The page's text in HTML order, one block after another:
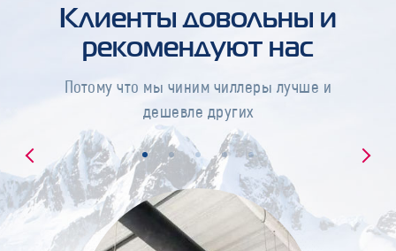
Клиенты довольны и
рекомендуют нас
Потому что мы чиним чиллеры лучше и
дешевле других